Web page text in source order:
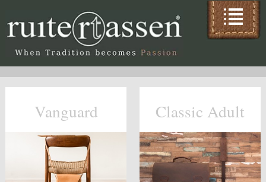
Vanguard Classic Adult